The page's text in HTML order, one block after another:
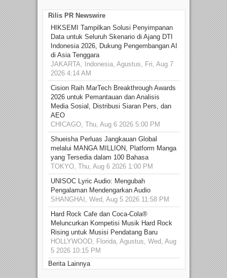
Rilis PR Newswire
HIKSEMI Tampilkan Solusi Penyimpanan
Data untuk Seluruh Skenario di Ajang DTI
Indonesia 2026, Dukung Pengembangan AI
di Asia Tenggara
JAKARTA, Indonesia, Agustus, Fri, Aug 7
2026 4:14 AM
Cision Raih MarTech Breakthrough Awards
2026 untuk Pemantauan dan Analisis
Media Sosial, Distribusi Siaran Pers, dan
AEO
CHICAGO, Thu, Aug 6 2026 5:00 PM
Shueisha Perluas Jangkauan Global
melalui MANGA MILLION, Platform Manga
yang Tersedia dalam 100 Bahasa
TOKYO, Thu, Aug 6 2026 1:00 PM
UNISOC Lyric Audio: Mengubah
Pengalaman Mendengarkan Audio
SHANGHAI, Wed, Aug 5 2026 11:58 PM
Hard Rock Cafe dan Coca-Cola®
Meluncurkan Kompetisi Musik Hard Rock
Rising untuk Musisi Pendatang Baru
HOLLYWOOD, Florida, Agustus, Wed, Aug
5 2026 10:15 PM
Berita Lainnya